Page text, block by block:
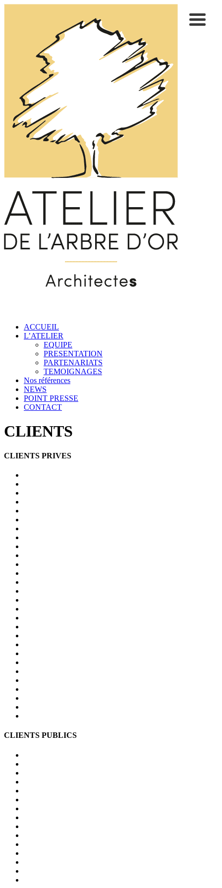
ACCUEIL
L’ATELIER
EQUIPE
PRESENTATION
PARTENARIATS
TEMOIGNAGES
Nos références
NEWS
POINT PRESSE
CONTACT
CLIENTS
CLIENTS PRIVES
CLIENTS PUBLICS